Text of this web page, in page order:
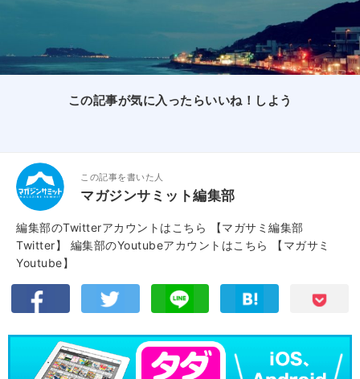
この記事が気に入ったらいいね！しよう
この記事を書いた人
マガジンサミット編集部
編集部のTwitterアカウントはこちら
【マガサミ編集部
Twitter】
編集部のYoutubeアカウントはこちら
【マガサミ
Youtube】